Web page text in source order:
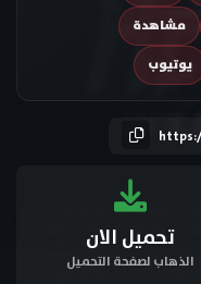
مشاهدة
يوتيوب
تحميل الان
الذهاب لصفحة التحميل